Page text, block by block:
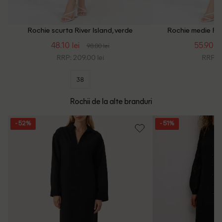
Rochie scurta River Island, verde
48.10 lei 98.00 lei
RRP: 209.00 lei
38
Rochie medie
55.90
RRP:
Rochii de la alte branduri
- 52% - 51%